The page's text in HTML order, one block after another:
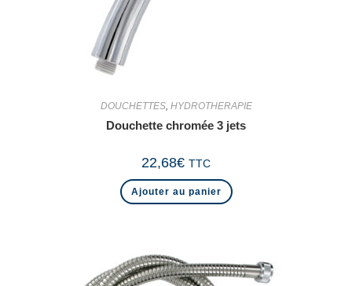
DOUCHETTES, HYDROTHERAPIE
Douchette chromée 3 jets
22,68€ TTC
Ajouter au panier